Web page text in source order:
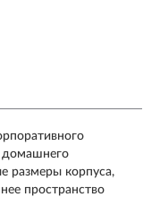
домашнего
размеры корпуса,
пространство